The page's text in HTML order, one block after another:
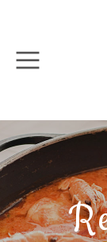
Pasar al
Buscar